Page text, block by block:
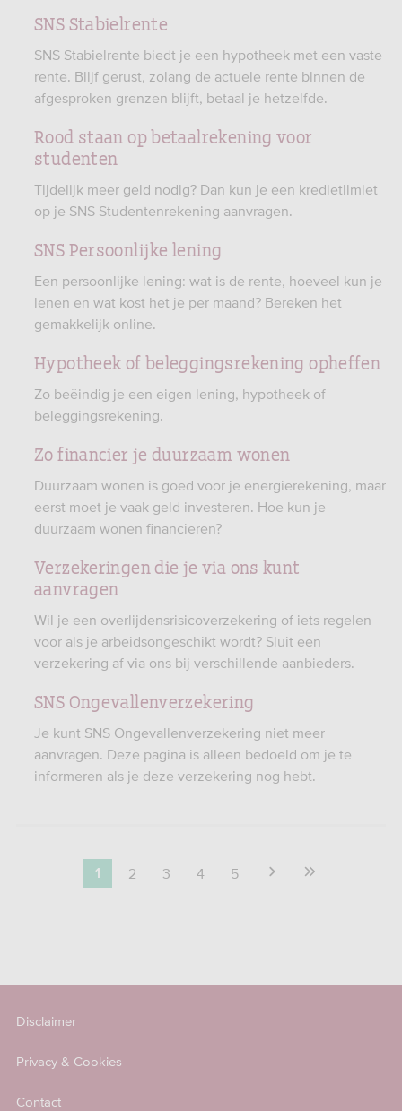
SNS Stabielrente
SNS Stabielrente biedt je een hypotheek met een vaste
rente. Blijf gerust, zolang de actuele rente binnen de
afgesproken grenzen blijft, betaal je hetzelfde.
Rood staan op betaalrekening voor
studenten
Tijdelijk meer geld nodig? Dan kun je een kredietlimiet
op je SNS Studentenrekening aanvragen.
SNS Persoonlijke lening
Een persoonlijke lening: wat is de rente, hoeveel kun je
lenen en wat kost het je per maand? Bereken het
gemakkelijk online.
Hypotheek of beleggingsrekening opheffen
Zo beëindig je een eigen lening, hypotheek of
beleggingsrekening.
Zo financier je duurzaam wonen
Duurzaam wonen is goed voor je energierekening, maar
eerst moet je vaak geld investeren. Hoe kun je
duurzaam wonen financieren?
Verzekeringen die je via ons kunt
aanvragen
Wil je een overlijdensrisicoverzekering of iets regelen
voor als je arbeidsongeschikt wordt? Sluit een
verzekering af via ons bij verschillende aanbieders.
SNS Ongevallenverzekering
Je kunt SNS Ongevallenverzekering niet meer
aanvragen. Deze pagina is alleen bedoeld om je te
informeren als je deze verzekering nog hebt.
1 2 3 4 5
Disclaimer
Privacy & Cookies
Contact